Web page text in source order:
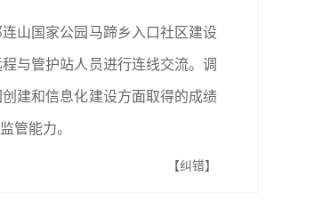
山国家公园马蹄乡入口社区建设
与管护站人员进行连线交流。调
建和信息化建设方面取得的成绩
管能力。
【纠错】